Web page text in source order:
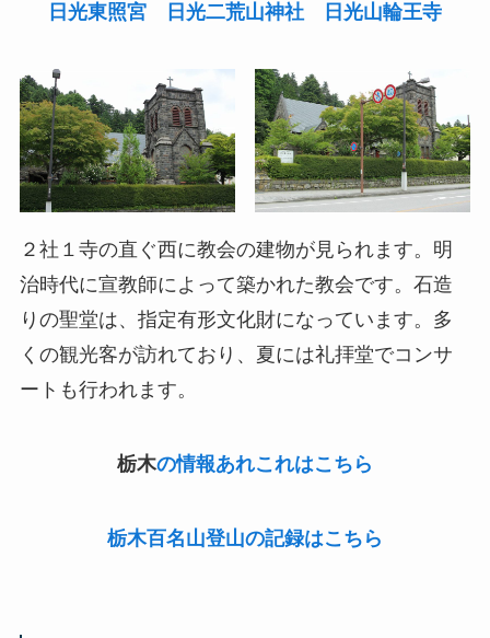
日光東照宮 日光二荒山神社 日光山輪王寺
２社１寺の直ぐ西に教会の建物が見られます。明
治時代に宣教師によって築かれた教会です。石造
りの聖堂は、指定有形文化財になっています。多
くの観光客が訪れており、夏には礼拝堂でコンサ
ートも行われます。
栃木の情報あれこれはこちら
栃木百名山登山の記録はこちら